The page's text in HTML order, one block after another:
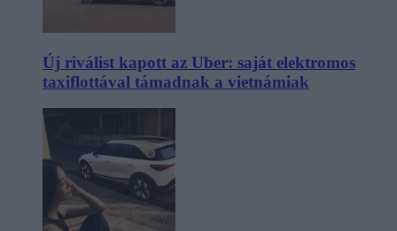
Új riválist kapott az Uber: saját elektromos
taxiflottával támadnak a vietnámiak